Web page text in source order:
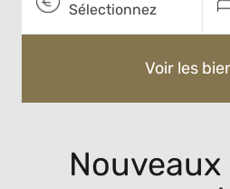
Sélectionnez
Voir les
Nouveaux